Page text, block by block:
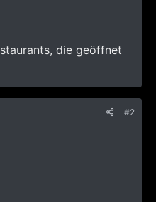
die geöffnet
#2